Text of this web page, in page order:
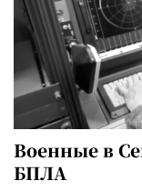
Военные в
БПЛА